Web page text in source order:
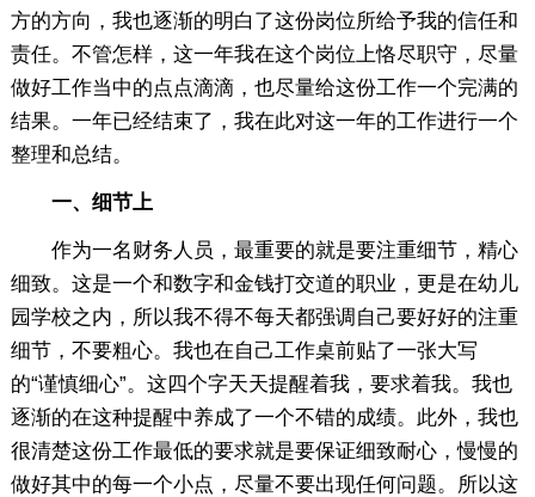
方的方向，我也逐渐的明白了这份岗位所给予我的信任和
责任。不管怎样，这一年我在这个岗位上恪尽职守，尽量
做好工作当中的点点滴滴，也尽量给这份工作一个完满的
结果。一年已经结束了，我在此对这一年的工作进行一个
整理和总结。
一、细节上
作为一名财务人员，最重要的就是要注重细节，精心
细致。这是一个和数字和金钱打交道的职业，更是在幼儿
园学校之内，所以我不得不每天都强调自己要好好的注重
细节，不要粗心。我也在自己工作桌前贴了一张大写
的“谨慎细心”。这四个字天天提醒着我，要求着我。我也
逐渐的在这种提醒中养成了一个不错的成绩。此外，我也
很清楚这份工作最低的要求就是要保证细致耐心，慢慢的
做好其中的每一个小点，尽量不要出现任何问题。所以这